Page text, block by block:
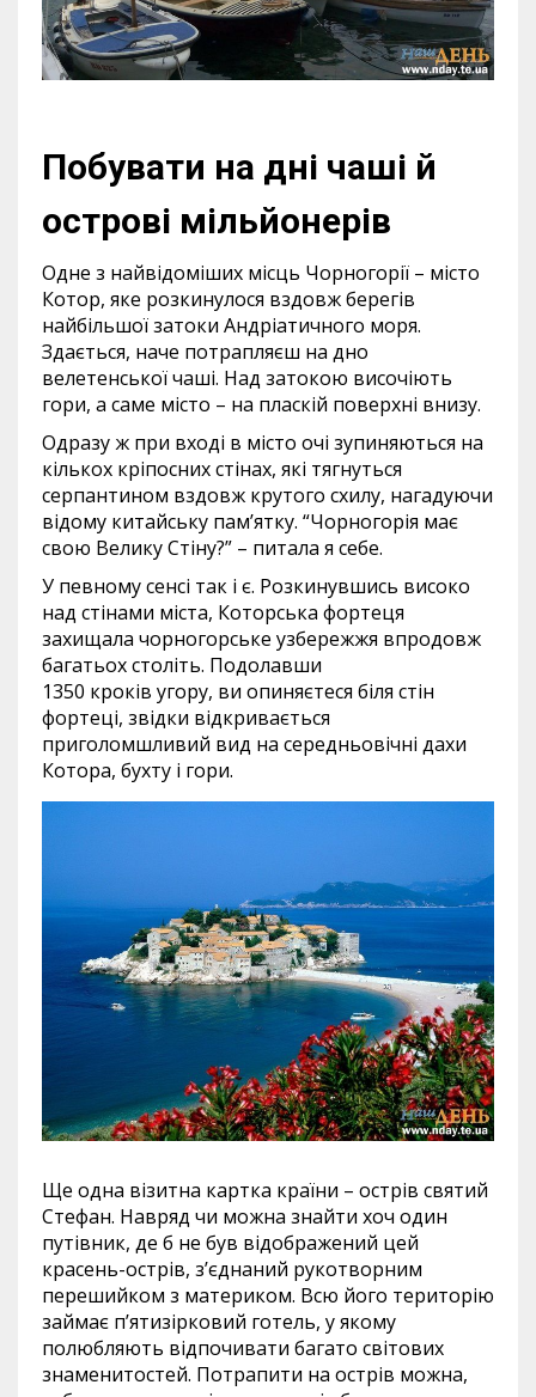
Побувати на дні чаші й
острові мільйонерів
Одне з найвідоміших місць Чорногорії – місто
Котор, яке розкинулося вздовж берегів
найбільшої затоки Андріатичного моря.
Здається, наче потрапляєш на дно
велетенської чаші. Над затокою височіють
гори, а саме місто – на пласкій поверхні внизу.
Одразу ж при вході в місто очі зупиняються на
кількох кріпосних стінах, які тягнуться
серпантином вздовж крутого схилу, нагадуючи
відому китайську пам’ятку. “Чорногорія має
свою Велику Стіну?” – питала я себе.
У певному сенсі так і є. Розкинувшись високо
над стінами міста, Которська фортеця
захищала чорногорське узбережжя впродовж
багатьох століть. Подолавши
1350 кроків угору, ви опиняєтеся біля стін
фортеці, звідки відкривається
приголомшливий вид на середньовічні дахи
Котора, бухту і гори.
Ще одна візитна картка країни – острів святий
Стефан. Навряд чи можна знайти хоч один
путівник, де б не був відображений цей
красень-острів, з’єднаний рукотворним
перешийком з материком. Всю його територію
займає п’ятизірковий готель, у якому
полюбляють відпочивати багато світових
знаменитостей. Потрапити на острів можна,